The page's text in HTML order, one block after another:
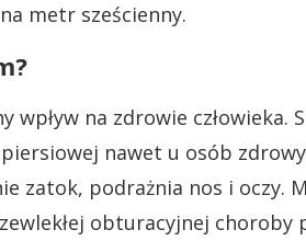
metr sześcienny.
na zdrowie człowieka.
nawet u osób
zatok, podrażnia nos i oczy.
obturacyjnej choroby